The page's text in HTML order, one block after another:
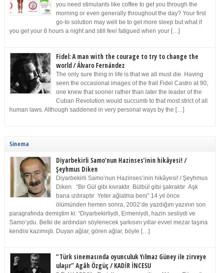
you need stimulants like coffee to get you through the
morning or even generally throughout the day? Your first
go-to solution may well be to get more sleep but what if
you get your 8 hours a night and still feel fatigued when your […]
Fidel: A man with the courage to try to change the
world / Álvaro Fernández
The only sure thing in life is that we all must die. Having
seen the occasional images of the frail Fidel Castro at 90,
one knew that sooner rather than later the leader of the
Cuban Revolution would succumb to that most strict of all
human laws. Although saddened in very personal ways by the […]
Sinema
Diyarbekirli Samo’nun Hazinses’inin hikâyesi! /
Şeyhmus Diken
Diyarbekirli Samo’nun Hazinses’inin hikâyesi! / Şeyhmus
Diken “Bir Gül gibi kıvraktır Bülbül gibi şakraktır Aşk
bana ızdıraptır Yeter ağlatma beni” 14 yıl önce
ölümünden hemen sonra, 2002’de yazdığım yazının son
paragrafında demiştim ki: “Diyarbekirliydi, Ermeniydi, hazin sesliydi ve
Samo’ydu. Belki de ardından söylenecek şarkısını yıllar evvel mezar taşına
kendisi kazımıştı. Duyan ağlar, gören ağlar, böyle […]
“Türk sinemasında oyunculuk Yılmaz Güney ile zirveye
ulaşır” Agâh Özgüç / KADİR İNCESU